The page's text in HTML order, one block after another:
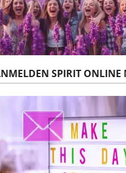
SPIRIT ONLINE